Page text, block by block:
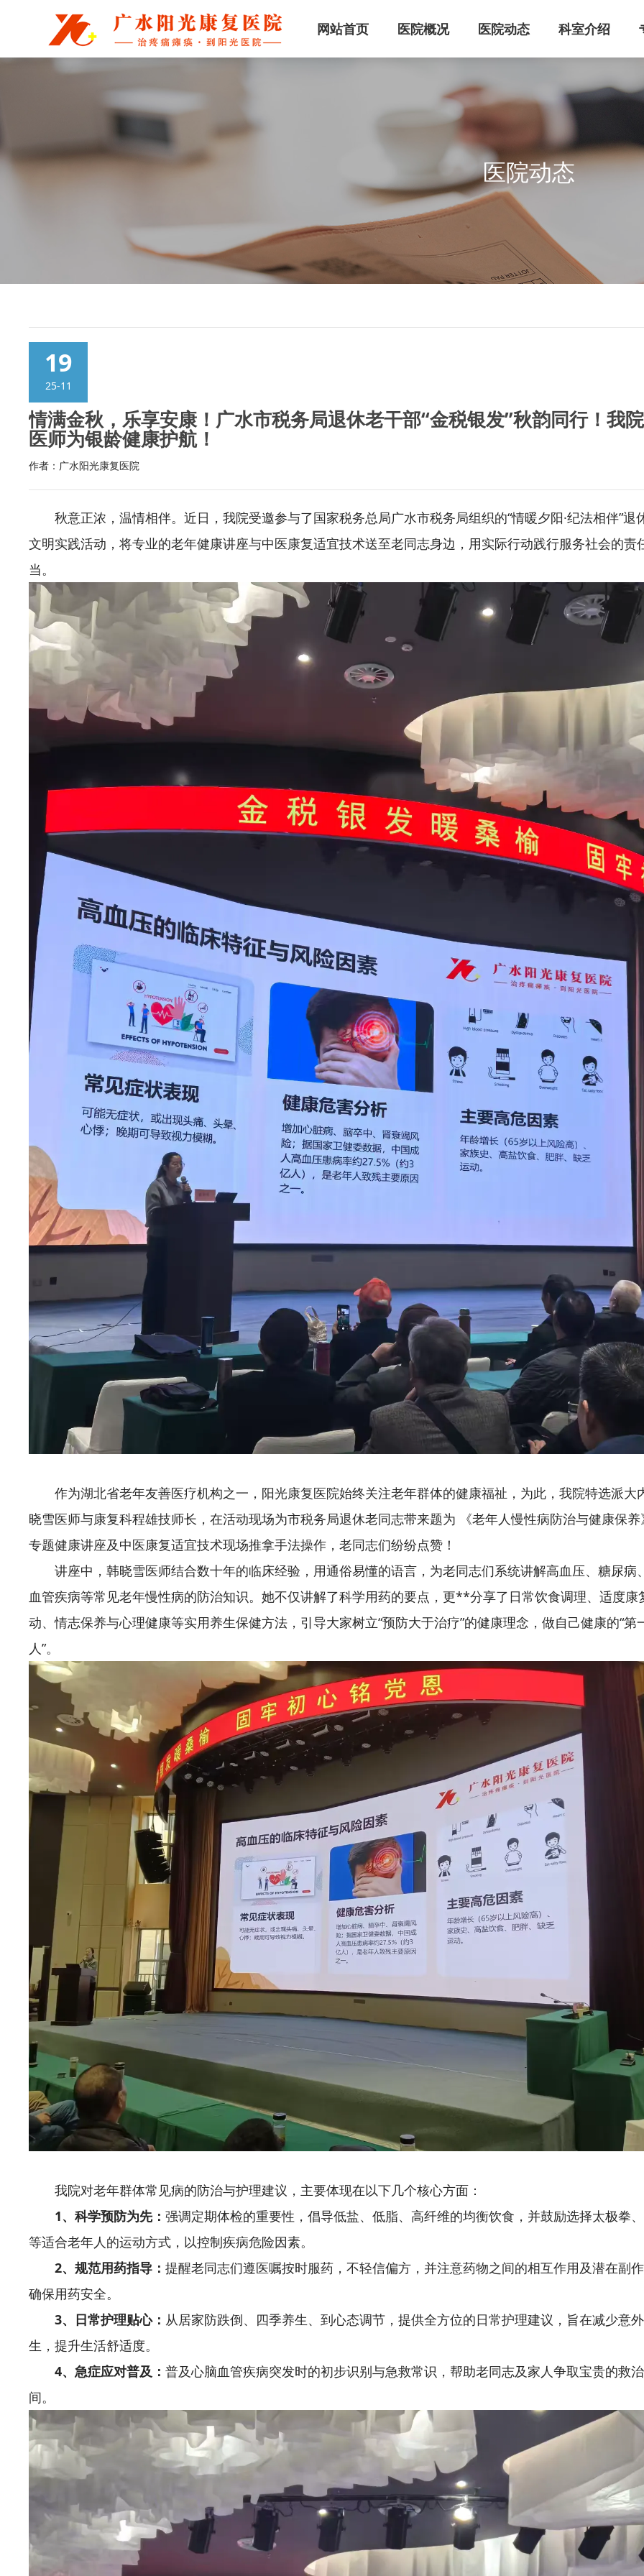
网站首页 医院概况 医院动态 科室介绍
医院动态
19
25-11
情满金秋，乐享安康！广水市税务局退休老干部“金税银发”秋韵同行！我
医师为银龄健康护航！
作者：广水阳光康复医院
秋意正浓，温情相伴。近日，我院受邀参与了国家税务总局广水市税务局组织的“情暖夕阳·纪法相伴”退
文明实践活动，将专业的老年健康讲座与中医康复适宜技术送至老同志身边，用实际行动践行服务社会的责
当。
作为湖北省老年友善医疗机构之一，阳光康复医院始终关注老年群体的健康福祉，为此，我院特选派大
晓雪医师与康复科程雄技师长，在活动现场为市税务局退休老同志带来题为 《老年人慢性病防治与健康保
专题健康讲座及中医康复适宜技术现场推拿手法操作，老同志们纷纷点赞！
讲座中，韩晓雪医师结合数十年的临床经验，用通俗易懂的语言，为老同志们系统讲解高血压、糖尿病
血管疾病等常见老年慢性病的防治知识。她不仅讲解了科学用药的要点，更**分享了日常饮食调理、适度康
动、情志保养与心理健康等实用养生保健方法，引导大家树立“预防大于治疗”的健康理念，做自己健康的“第
人”。
我院对老年群体常见病的防治与护理建议，主要体现在以下几个核心方面：
1、科学预防为先：强调定期体检的重要性，倡导低盐、低脂、高纤维的均衡饮食，并鼓励选择太极拳
等适合老年人的运动方式，以控制疾病危险因素。
2、规范用药指导：提醒老同志们遵医嘱按时服药，不轻信偏方，并注意药物之间的相互作用及潜在副
确保用药安全。
3、日常护理贴心： 从居家防跌倒、四季养生、到心态调节，提供全方位的日常护理建议，旨在减少意
生，提升生活舒适度。
4、急症应对普及：普及心脑血管疾病突发时的初步识别与急救常识，帮助老同志及家人争取宝贵的救
间。